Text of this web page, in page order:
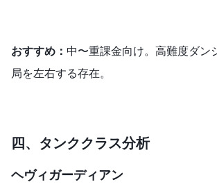
おすすめ： 中〜重課金向け。高難度ダン
局を左右する存在。
四、タンククラス分析
ヘヴィガーディアン